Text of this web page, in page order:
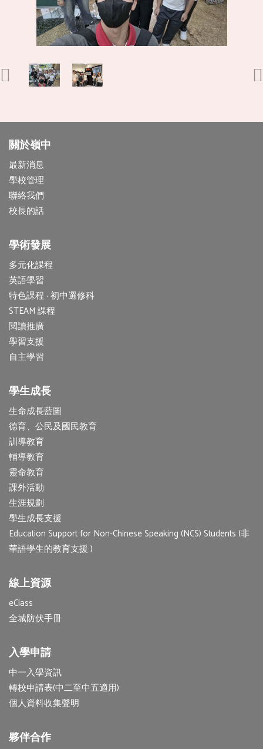
關於嶺中
最新消息
學校管理
聯絡我們
校長的話
學術發展
多元化課程
英語學習
特色課程 · 初中選修科
STEAM 課程
閱讀推廣
學習支援
自主學習
學生成長
生命成長藍圖
德育、公民及國民教育
訓導教育
輔導教育
靈命教育
課外活動
生涯規劃
學生成長支援
Education Support for Non-Chinese Speaking (NCS) Students (非
華語學生的教育支援 )
線上資源
eClass
全城防伏手冊
入學申請
中一入學資訊
轉校申請表(中二至中五適用)
個人資料收集聲明
夥伴合作